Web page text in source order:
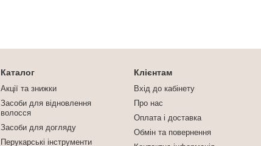
Каталог
Акції та знижки
Засоби для відновлення
волосся
Засоби для догляду
Перукарські інструменти
Клієнтам
Вхід до кабінету
Про нас
Оплата і доставка
Обмін та повернення